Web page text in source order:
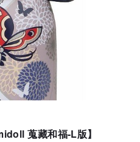
蒐藏和福-L版】